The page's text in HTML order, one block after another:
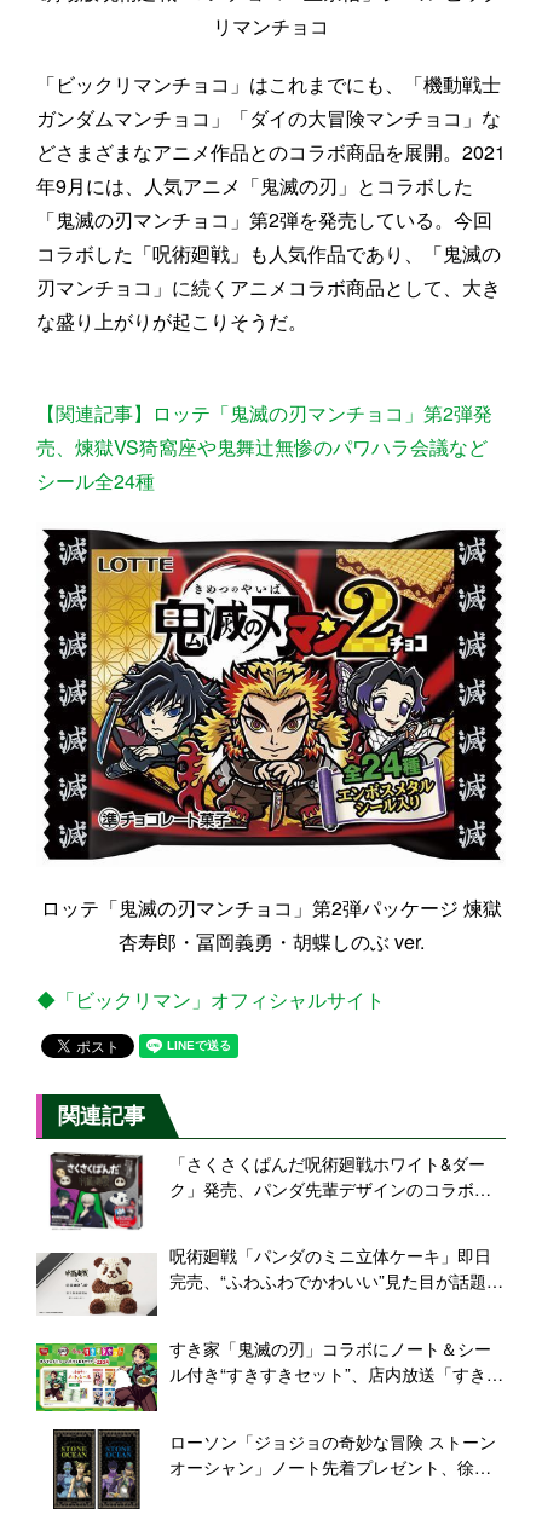
リマンチョコ
「ビックリマンチョコ」はこれまでにも、「機動戦士
ガンダムマンチョコ」「ダイの大冒険マンチョコ」な
どさまざまなアニメ作品とのコラボ商品を展開。2021
年9月には、人気アニメ「鬼滅の刃」とコラボした
「鬼滅の刃マンチョコ」第2弾を発売している。今回
コラボした「呪術廻戦」も人気作品であり、「鬼滅の
刃マンチョコ」に続くアニメコラボ商品として、大き
な盛り上がりが起こりそうだ。
【関連記事】ロッテ「鬼滅の刃マンチョコ」第2弾発
売、煉獄VS猗窩座や鬼舞辻無惨のパワハラ会議など
シール全24種
ロッテ「鬼滅の刃マンチョコ」第2弾パッケージ 煉獄
杏寿郎・冨岡義勇・胡蝶しのぶ ver.
◆「ビックリマン」オフィシャルサイト
関連記事
「さくさくぱんだ呪術廻戦ホワイト&ダー
ク」発売、パンダ先輩デザインのコラボチ
呪術廻戦「パンダのミニ立体ケーキ」即日
完売、“ふわふわでかわいい”見た目が話題
すき家「鬼滅の刃」コラボにノート＆シー
ル付き“すきすきセット”、店内放送「すき家
ローソン「ジョジョの奇妙な冒険 ストーン
オーシャン」ノート先着プレゼント、徐